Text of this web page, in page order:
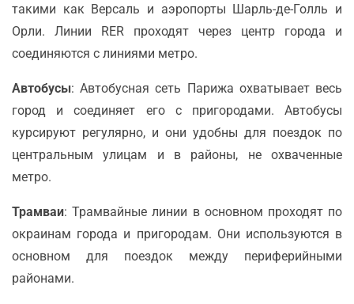
такими как Версаль и аэропорты Шарль-де-Голль и
Орли. Линии RER проходят через центр города и
соединяются с линиями метро.
Автобусы: Автобусная сеть Парижа охватывает весь
город и соединяет его с пригородами. Автобусы
курсируют регулярно, и они удобны для поездок по
центральным улицам и в районы, не охваченные
метро.
Трамваи: Трамвайные линии в основном проходят по
окраинам города и пригородам. Они используются в
основном для поездок между периферийными
районами.